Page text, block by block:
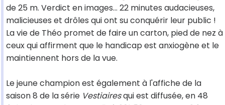
de 25 m. Verdict en images… 22 minutes audacieuses,
malicieuses et drôles qui ont su conquérir leur public !
La vie de Théo promet de faire un carton, pied de nez à
ceux qui affirment que le handicap est anxiogène et le
maintiennent hors de la vue.
Le jeune champion est également à l'affiche de la
saison 8 de la série Vestiairesqui est diffusée, en 48